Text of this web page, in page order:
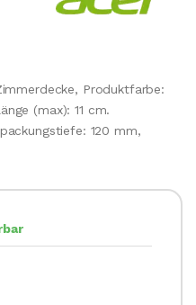
Produktfarbe:
(max): 11 cm.
120 mm,